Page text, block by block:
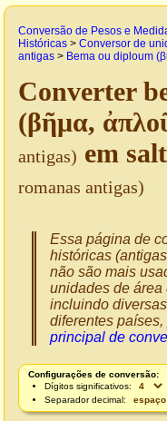
Conversão de Pesos e
Históricas > Conversor de
antigas > Bema ou diploum
Converter
(βῆμα,
antigas) em
romanas antigas)
Essa página de
históricas
não são mais
unidades de área
incluindo
diferentes países,
principal de
Configurações de conversão:
Dígitos significativos:
Separador decimal: